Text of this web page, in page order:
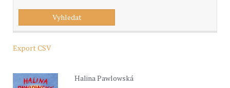
Export CSV
Halina Pawlowská